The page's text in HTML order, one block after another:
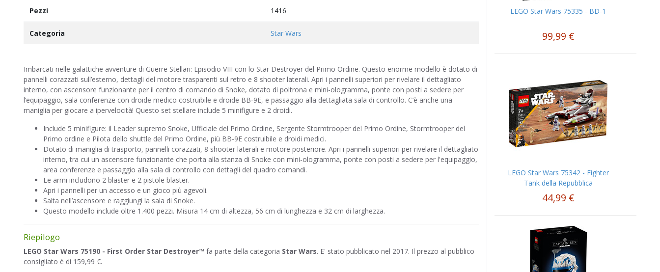
Pezzi 1416
Categoria Star Wars
Imbarcati nelle galattiche avventure di Guerre Stellari: Episodio VIII con lo Star Destroyer del Primo Ordine. Questo enorme modello è dotato di
pannelli corazzati sull’esterno, dettagli del motore trasparenti sul retro e 8 shooter laterali. Apri i pannelli superiori per rivelare il dettagliato
interno, con ascensore funzionante per il centro di comando di Snoke, dotato di poltrona e mini-ologramma, ponte con posti a sedere per
l’equipaggio, sala conferenze con droide medico costruibile e droide BB-9E, e passaggio alla dettagliata sala di controllo. C’è anche una
maniglia per giocare a ipervelocità! Questo set stellare include 5 minifigure e 2 droidi.
Include 5 minifigure: il Leader supremo Snoke, Ufficiale del Primo Ordine, Sergente Stormtrooper del Primo Ordine, Stormtrooper del
Primo ordine e Pilota dello shuttle del Primo Ordine, più BB-9E costruibile e droidi medici.
Dotato di maniglia di trasporto, pannelli corazzati, 8 shooter laterali e motore posteriore. Apri i pannelli superiori per rivelare il dettagliato
interno, tra cui un ascensore funzionante che porta alla stanza di Snoke con mini-ologramma, ponte con posti a sedere per l'equipaggio,
area conferenze e passaggio alla sala di controllo con dettagli del quadro comandi.
Le armi includono 2 blaster e 2 pistole blaster.
Apri i pannelli per un accesso e un gioco più agevoli.
Salta nell’ascensore e raggiungi la sala di Snoke.
Questo modello include oltre 1.400 pezzi. Misura 14 cm di altezza, 56 cm di lunghezza e 32 cm di larghezza.
Riepilogo
LEGO Star Wars 75190 - First Order Star Destroyer™ fa parte della categoria Star Wars. E' stato pubblicato nel 2017. Il prezzo al pubblico
consigliato è di 159,99 €.
LEGO Star Wars 75335 - BD-1
99,99 €
LEGO Star Wars 75342 - Fighter
Tank della Repubblica
44,99 €